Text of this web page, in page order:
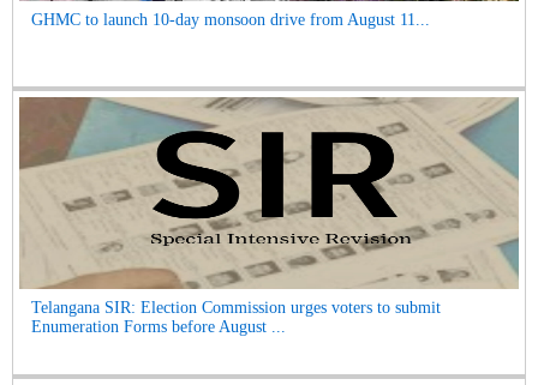
GHMC to launch 10-day monsoon drive from August 11...
Telangana SIR: Election Commission urges voters to submit
Enumeration Forms before August ...